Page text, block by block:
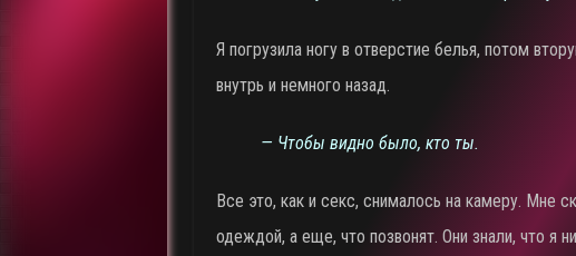
Я погрузила ногу в отверстие белья, потом
внутрь и немного назад.
— Чтобы видно было, кто ты.
Все это, как и секс, снималось на камеру. Мне
одеждой, а еще, что позвонят. Они знали, что я